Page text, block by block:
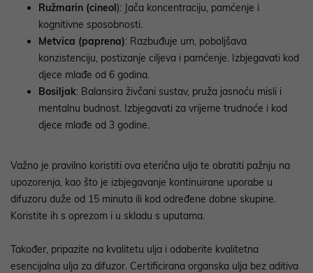
Ružmarin (cineol): Jača koncentraciju, pamćenje i
kognitivne sposobnosti.
Metvica (paprena): Razbuđuje um, poboljšava
konzistenciju, postizanje ciljeva i pamćenje. Izbjegavati kod
djece mlađe od 6 godina.
Bosiljak: Balansira živčani sustav, pruža jasnoću misli i
mentalnu budnost. Izbjegavati za vrijeme trudnoće i kod
djece mlađe od 3 godine.
Važno je pravilno koristiti ova eterična ulja te obratiti pažnju na
upozorenja, kao što je izbjegavanje kontinuirane uporabe u
difuzoru duže od 15 minuta ili kod određene dobne skupine.
Koristite ih s oprezom i u skladu s uputama.
Također, pripazite na kvalitetu ulja i odaberite kvalitetna
esencijalna ulja za difuzor. Certificirana organska ulja bez aditiva